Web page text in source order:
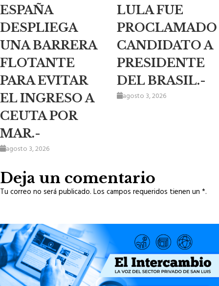
ESPAÑA
DESPLIEGA
UNA BARRERA
FLOTANTE
PARA EVITAR
EL INGRESO A
CEUTA POR
MAR.-
agosto 3, 2026
LULA FUE
PROCLAMADO
CANDIDATO A
PRESIDENTE
DEL BRASIL.-
agosto 3, 2026
Deja un comentario
Tu correo no será publicado. Los campos requeridos tienen un *.